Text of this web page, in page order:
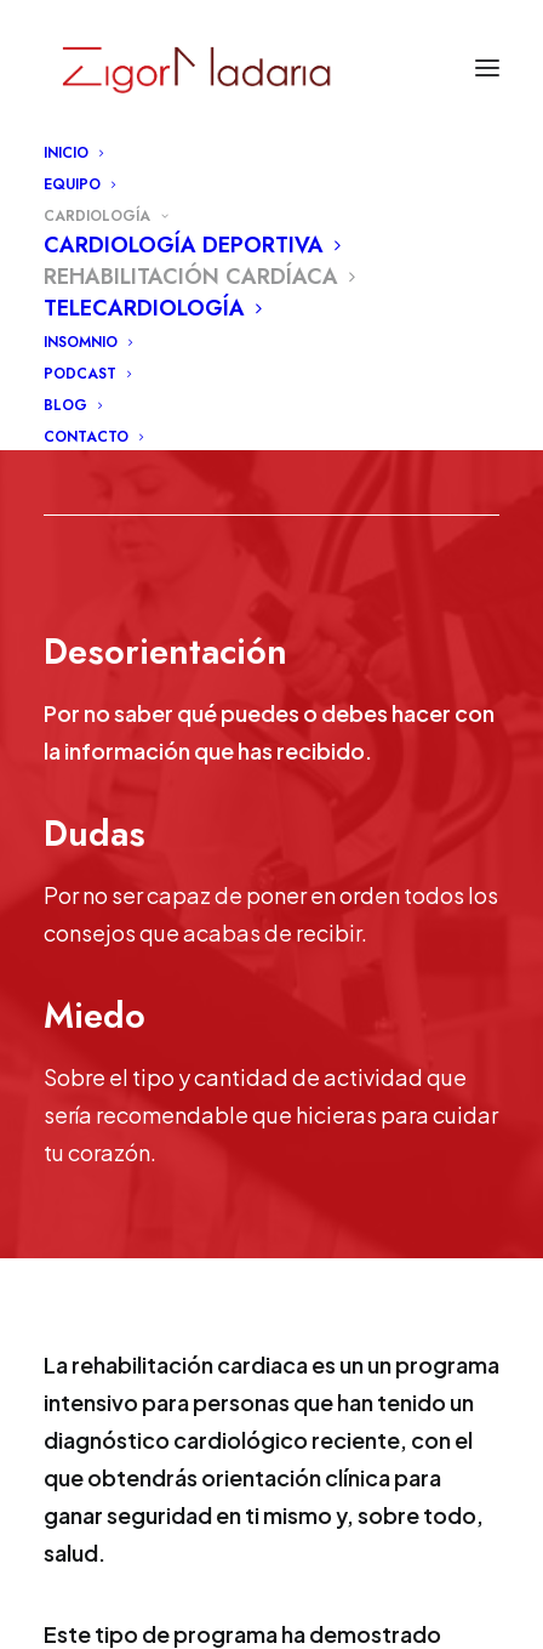
INICIO
EQUIPO
CARDIOLOGÍA
CARDIOLOGÍA DEPORTIVA
REHABILITACIÓN CARDÍACA
TELECARDIOLOGÍA
INSOMNIO
PODCAST
BLOG
CONTACTO
Si has tenido un
diagnóstico cardiológico
reciente (seas deportista, o
no) puede que ahora
mismo sientas algo así:
Desorientación
Por no saber qué puedes o debes hacer con
la información que has recibido.
Dudas
Por no ser capaz de poner en orden todos los
consejos que acabas de recibir.
Miedo
Sobre el tipo y cantidad de actividad que
sería recomendable que hicieras para cuidar
tu corazón.
La rehabilitación cardiaca es un un programa
intensivo para personas que han tenido un
diagnóstico cardiológico reciente, con el
que obtendrás orientación clínica para
ganar seguridad en ti mismo y, sobre todo,
salud.
Este tipo de programa ha demostrado